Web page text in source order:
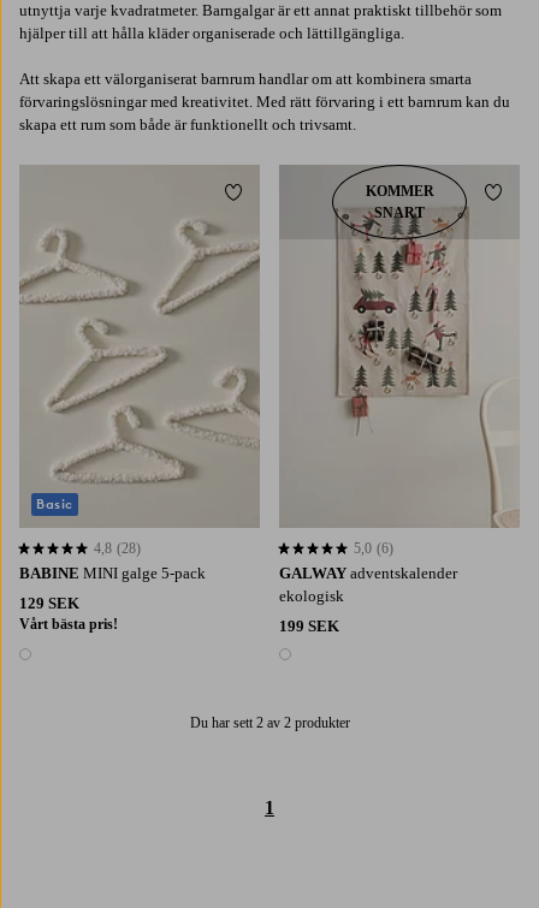
utnyttja varje kvadratmeter. Barngalgar är ett annat praktiskt tillbehör som
hjälper till att hålla kläder organiserade och lättillgängliga.
Att skapa ett välorganiserat barnrum handlar om att kombinera smarta
förvaringslösningar med kreativitet. Med rätt förvaring i ett barnrum kan du
skapa ett rum som både är funktionellt och trivsamt.
BABINE MINI galge 5-pack
129 SEK
Vårt bästa pris!
1 färg
4,8 baserat på 28 st betyg
4,8 (28)
Basic
Lägg till i favoriter
GALWAY adventskalender
ekologisk
199 SEK
1 färg
5,0 baserat på 6 st betyg
5,0 (6)
KOMMER
SNART
Lägg
Du har sett 2 av 2 produkter
1